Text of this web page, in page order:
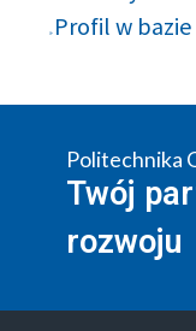
Profil w
Politechnika
Twój
rozwoju